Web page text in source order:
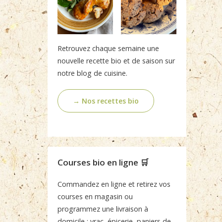
Retrouvez chaque semaine une
nouvelle recette bio et de saison sur
notre blog de cuisine.
→ Nos recettes bio
Courses bio en ligne 🛒
Commandez en ligne et retirez vos
courses en magasin ou
programmez une livraison à